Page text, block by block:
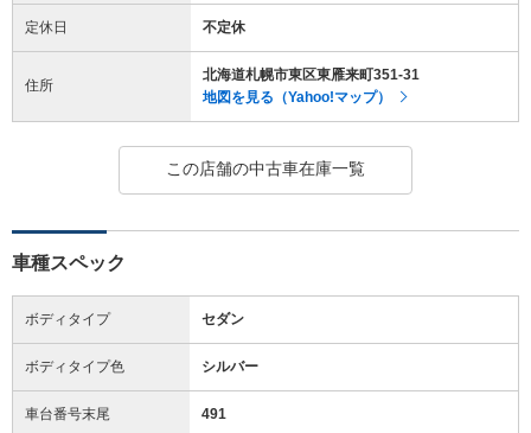
定休日 不定休
住所
北海道札幌市東区東雁来町351-31
地図を見る（Yahoo!マップ）
この店舗の中古車在庫一覧
車種スペック
ボディタイプ セダン
ボディタイプ色 シルバー
車台番号末尾 491